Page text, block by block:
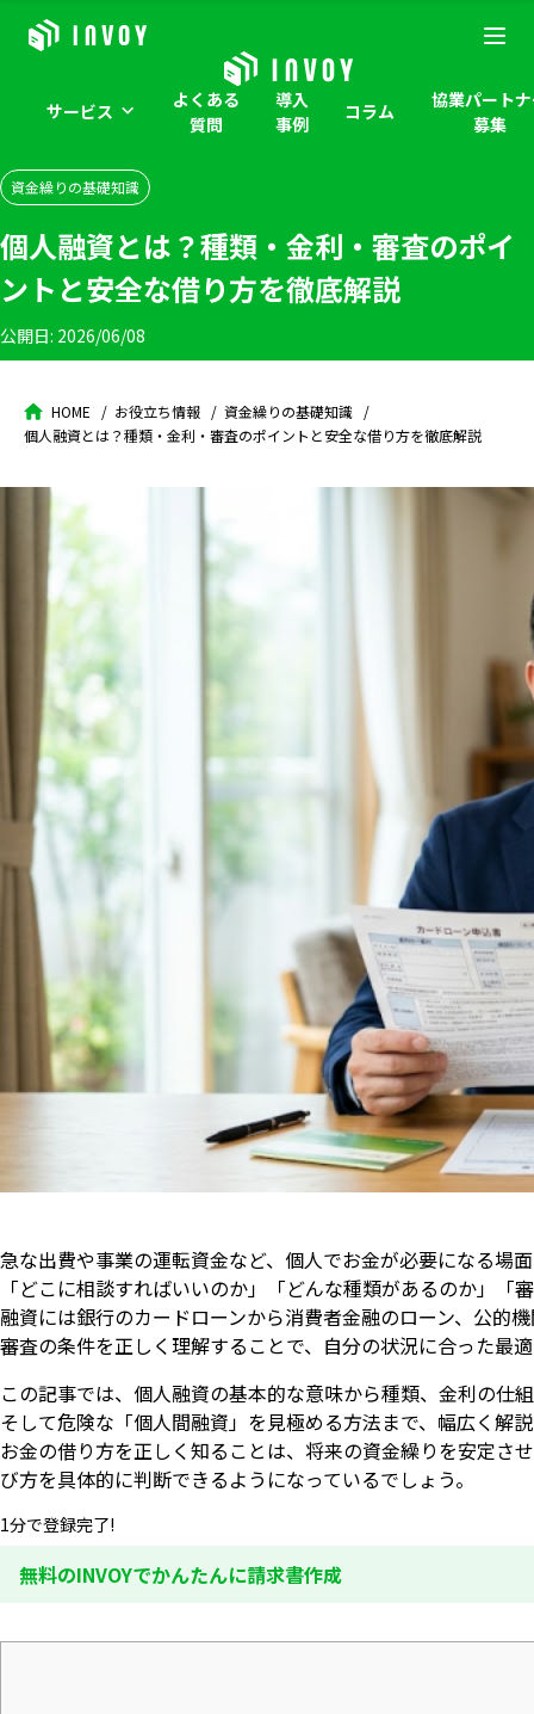
サービス
よくある
質問
導入
事例
コラム
協業パート
募集
資金繰りの基礎知識
個人融資とは？種類・金利・審査のポイ
ントと安全な借り方を徹底解説
公開日: 2026/06/08
HOME お役立ち情報
資金繰りの基礎知識
個人融資とは？種類・金利・審査のポイントと安全な借り方を徹底解説
急な出費や事業の運転資金など、個人でお金が必要になる場
「どこに相談すればいいのか」「どんな種類があるのか」
融資には銀行のカードローンから消費者金融のローン、公的
審査の条件を正しく理解することで、自分の状況に合った最
この記事では、個人融資の基本的な意味から種類、金利の仕
そして危険な「個人間融資」を見極める方法まで、幅広く解
お金の借り方を正しく知ることは、将来の資金繰りを安定さ
び方を具体的に判断できるようになっているでしょう。
1分で登録完了!
無料のINVOYでかんたんに請求書作成